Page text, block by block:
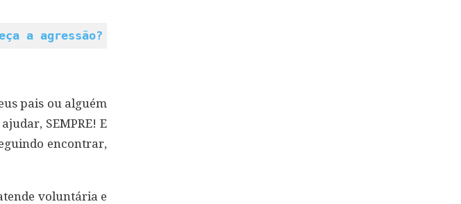
a agressão?
pais ou alguém
SEMPRE! E
encontrar,
voluntária e